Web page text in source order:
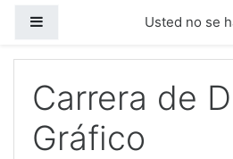
Usted no se
Carrera de
Gráfico